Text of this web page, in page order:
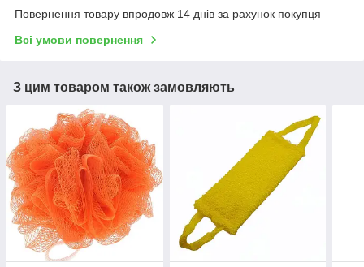
Повернення товару впродовж 14 днів за рахунок покупця
Всі умови повернення
З цим товаром також замовляють